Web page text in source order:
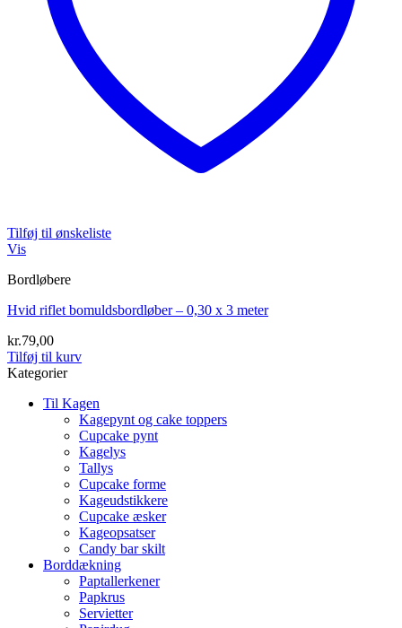
Tilføj til ønskeliste
Vis
Bordløbere
Hvid riflet bomuldsbordløber – 0,30 x 3 meter
kr.79,00
Tilføj til kurv
Kategorier
Til Kagen
Kagepynt og cake toppers
Cupcake pynt
Kagelys
Tallys
Cupcake forme
Kageudstikkere
Cupcake æsker
Kageopsatser
Candy bar skilt
Borddækning
Paptallerkener
Papkrus
Servietter